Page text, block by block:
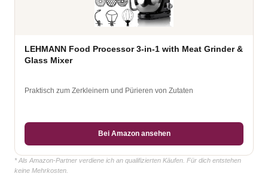
LEHMANN Food Processor 3-in-1 with Meat Grinder &
Glass Mixer
Praktisch zum Zerkleinern und Pürieren von Zutaten
Bei Amazon ansehen
* Als Amazon-Partner verdiene ich an qualifizierten Käufen. Für dich entstehen
keine Mehrkosten.